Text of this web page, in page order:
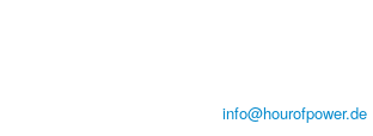
info@hourofpower.de